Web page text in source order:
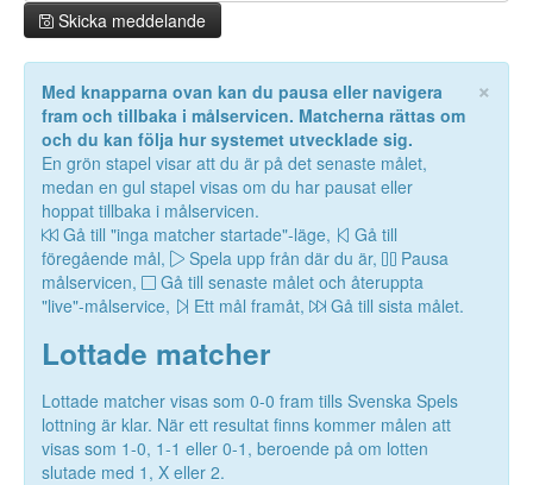
Skicka meddelande
×
Med knapparna ovan kan du pausa eller navigera
fram och tillbaka i målservicen. Matcherna rättas om
och du kan följa hur systemet utvecklade sig.
En grön stapel visar att du är på det senaste målet,
medan en gul stapel visas om du har pausat eller
hoppat tillbaka i målservicen.
Gå till "inga matcher startade"-läge,
Gå till
föregående mål,
Spela upp från där du är,
Pausa
målservicen,
Gå till senaste målet och återuppta
"live"-målservice,
Ett mål framåt, Gå till sista målet.
Lottade matcher
Lottade matcher visas som 0-0 fram tills Svenska Spels
lottning är klar. När ett resultat finns kommer målen att
visas som 1-0, 1-1 eller 0-1, beroende på om lotten
slutade med 1, X eller 2.